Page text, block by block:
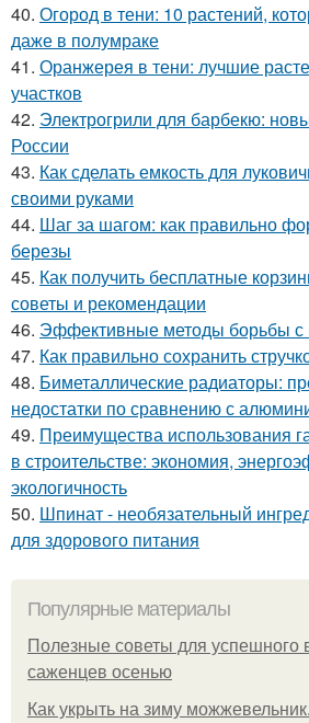
40. Огород в тени: 10 растений,
даже в полумраке
41. Оранжерея в тени: лучшие
участков
42. Электрогрили для барбекю:
России
43. Как сделать емкость для
своими руками
44. Шаг за шагом: как правильно
березы
45. Как получить бесплатные
советы и рекомендации
46. Эффективные методы борьбы
47. Как правильно сохранить
48. Биметаллические радиаторы:
недостатки по сравнению с
49. Преимущества использования
в строительстве: экономия,
экологичность
50. Шпинат - необязательный
для здорового питания
Популярные материалы
Полезные советы для
саженцев осенью
Как укрыть на зиму